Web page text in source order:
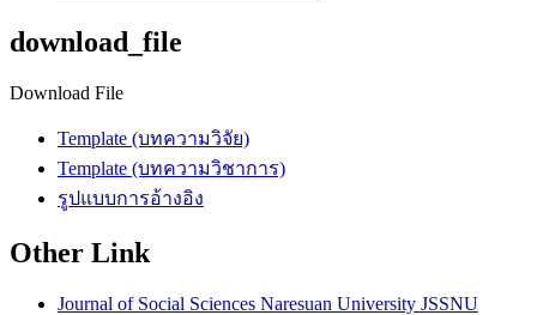
download_file
Download File
Template (บทความวิจัย)
Template (บทความวิชาการ)
รูปแบบการอ้างอิง
Other Link
Journal of Social Sciences Naresuan University JSSNU